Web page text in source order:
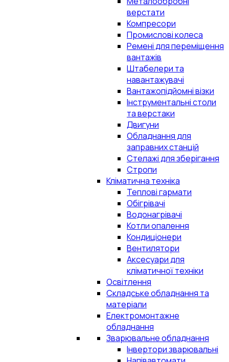
верстати
Компресори
Промислові колеса
Ремені для переміщення
вантажів
Штабелери та
навантажувачі
Вантажопідйомні візки
Інструментальні столи
та верстаки
Двигуни
Обладнання для
заправних станцій
Стелажі для зберігання
Стропи
Кліматична техніка
Теплові гармати
Обігрівачі
Водонагрівачі
Котли опалення
Кондиціонери
Вентилятори
Аксесуари для
кліматичної техніки
Освітлення
Складське обладнання та
матеріали
Електромонтажне
обладнання
Зварювальне обладнання
Інвертори зварювальні